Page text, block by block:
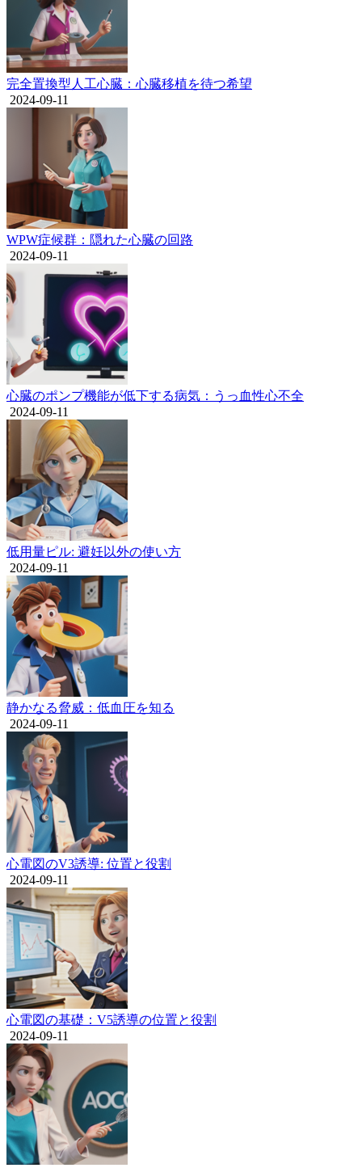
完全置換型人工心臓：心臓移植を待つ希望
2024-09-11
WPW症候群：隠れた心臓の回路
2024-09-11
心臓のポンプ機能が低下する病気：うっ血性心不全
2024-09-11
低用量ピル: 避妊以外の使い方
2024-09-11
静かなる脅威：低血圧を知る
2024-09-11
心電図のV3誘導: 位置と役割
2024-09-11
心電図の基礎：V5誘導の位置と役割
2024-09-11